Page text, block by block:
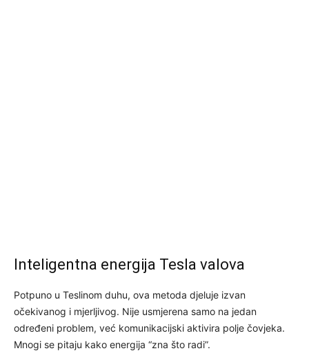
Inteligentna energija Tesla valova
Potpuno u Teslinom duhu, ova metoda djeluje izvan
očekivanog i mjerljivog. Nije usmjerena samo na jedan
određeni problem, već komunikacijski aktivira polje čovjeka.
Mnogi se pitaju kako energija “zna što radi”.